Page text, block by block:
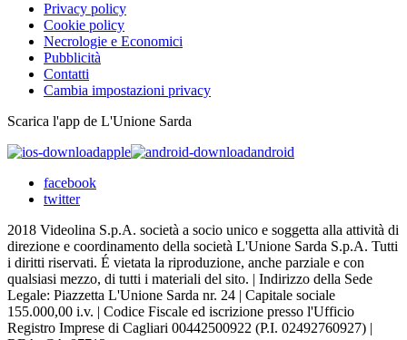
Privacy policy
Cookie policy
Necrologie e Economici
Pubblicità
Contatti
Cambia impostazioni privacy
Scarica l'app de L'Unione Sarda
apple
android
facebook
twitter
2018 Videolina S.p.A. società a socio unico e soggetta alla attività di
direzione e coordinamento della società L'Unione Sarda S.p.A. Tutti
i diritti riservati. É vietata la riproduzione, anche parziale e con
qualsiasi mezzo, di tutti i materiali del sito. | Indirizzo della Sede
Legale: Piazzetta L'Unione Sarda nr. 24 | Capitale sociale
155.000,00 i.v. | Codice Fiscale ed iscrizione presso l'Ufficio
Registro Imprese di Cagliari 00442500922 (P.I. 02492760927) |